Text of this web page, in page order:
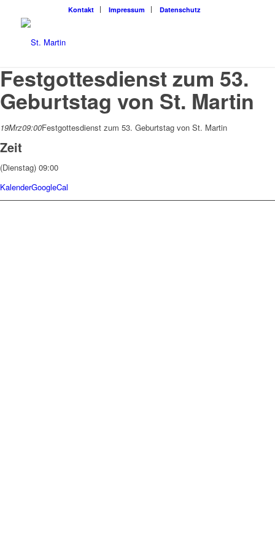
Kon­takt Impres­sum Daten­schutz
Festgottesdienst zum 53.
Geburtstag von St. Martin
19Mrz09:00Festgottesdienst zum 53. Geburtstag von St. Martin
Zeit
(Dienstag) 09:00
KalenderGoogleCal